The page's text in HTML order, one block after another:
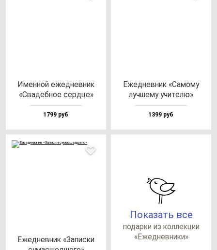
Имен­ной ежед­нев­ник
«Сва­деб­ное сер­дце»
1799 руб
Ежед­нев­ник «Само­му
луч­ше­му учи­те­лю»
1399 руб
Ежед­нев­ник «Запис­ки
Показать все
по­дар­ки из кол­лек­ции
«Ежед­нев­ни­ки»